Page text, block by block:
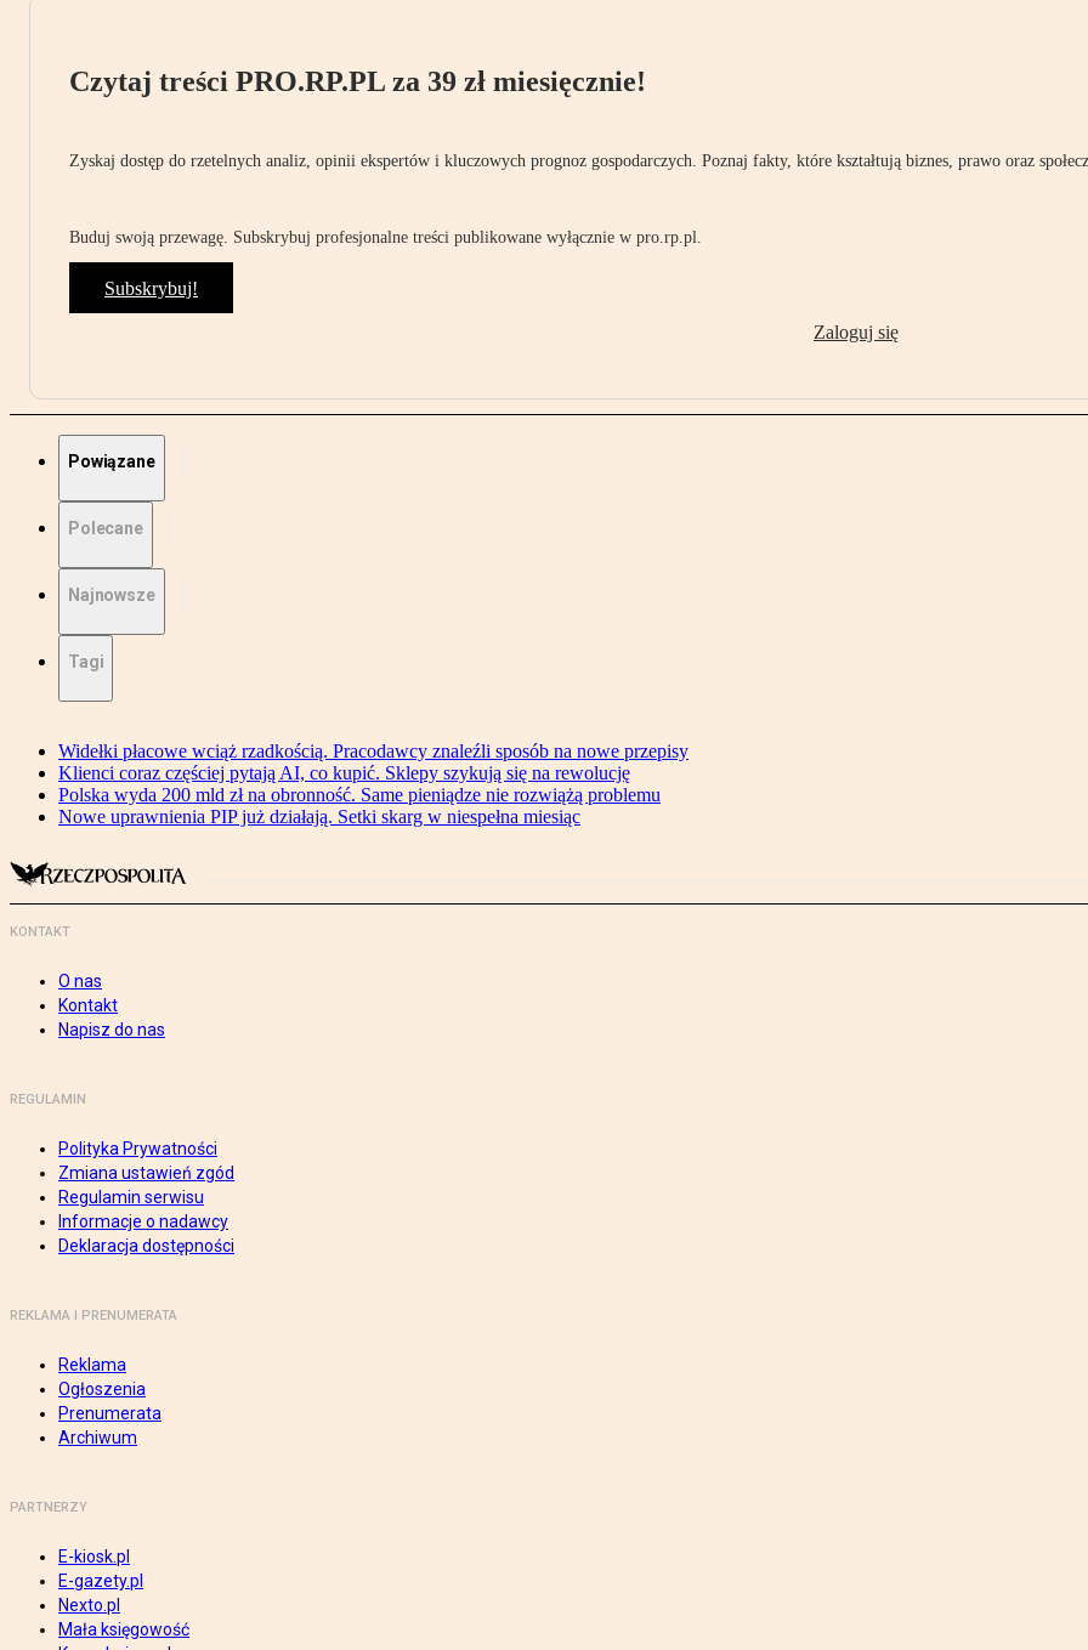
Czytaj treści PRO.RP.PL za 39 zł miesięcznie!
Zyskaj dostęp do rzetelnych analiz, opinii ekspertów i kluczowych prognoz gospodarczych. Poznaj fakty, które kształtują biznes, prawo oraz
Buduj swoją przewagę. Subskrybuj profesjonalne treści publikowane wyłącznie w pro.rp.pl.
Subskrybuj!
Zaloguj się
Powiązane
Polecane
Najnowsze
Tagi
Widełki płacowe wciąż rzadkością. Pracodawcy znaleźli sposób na nowe przepisy
Klienci coraz częściej pytają AI, co kupić. Sklepy szykują się na rewolucję
Polska wyda 200 mld zł na obronność. Same pieniądze nie rozwiążą problemu
Nowe uprawnienia PIP już działają. Setki skarg w niespełna miesiąc
KONTAKT
O nas
Kontakt
Napisz do nas
REGULAMIN
Polityka Prywatności
Zmiana ustawień zgód
Regulamin serwisu
Informacje o nadawcy
Deklaracja dostępności
REKLAMA I PRENUMERATA
Reklama
Ogłoszenia
Prenumerata
Archiwum
PARTNERZY
E-kiosk.pl
E-gazety.pl
Nexto.pl
Mała księgowość